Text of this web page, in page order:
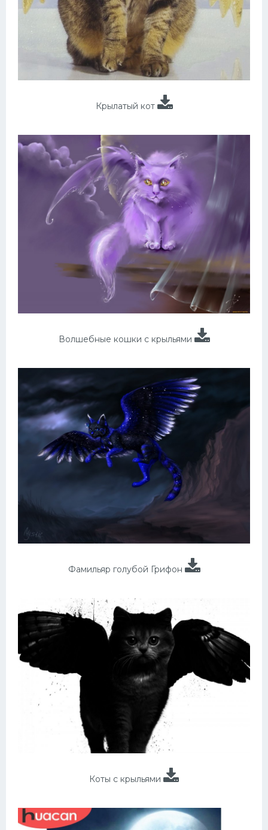
Крылатый кот
Волшебные кошки с крыльями
Фамильяр голубой Грифон
Коты с крыльями